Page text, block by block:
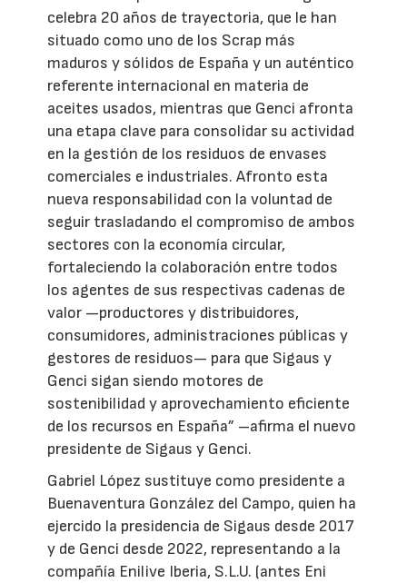
celebra 20 años de trayectoria, que le han
situado como uno de los Scrap más
maduros y sólidos de España y un auténtico
referente internacional en materia de
aceites usados, mientras que Genci afronta
una etapa clave para consolidar su actividad
en la gestión de los residuos de envases
comerciales e industriales. Afronto esta
nueva responsabilidad con la voluntad de
seguir trasladando el compromiso de ambos
sectores con la economía circular,
fortaleciendo la colaboración entre todos
los agentes de sus respectivas cadenas de
valor —productores y distribuidores,
consumidores, administraciones públicas y
gestores de residuos— para que Sigaus y
Genci sigan siendo motores de
sostenibilidad y aprovechamiento eficiente
de los recursos en España” –afirma el nuevo
presidente de Sigaus y Genci.
Gabriel López sustituye como presidente a
Buenaventura González del Campo, quien ha
ejercido la presidencia de Sigaus desde 2017
y de Genci desde 2022, representando a la
compañía Enilive Iberia, S.L.U. (antes Eni